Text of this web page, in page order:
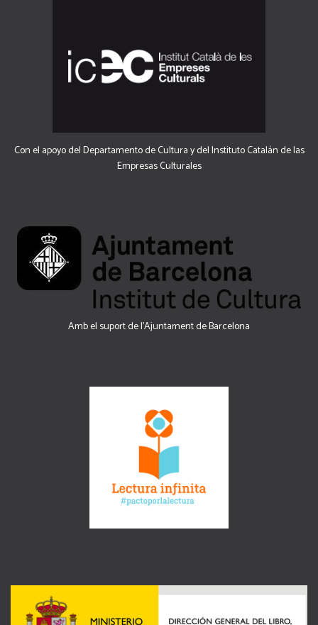
Con el apoyo del Departamento de Cultura y del Instituto Catalán de las
Empresas Culturales
Amb el suport de l’Ajuntament de Barcelona